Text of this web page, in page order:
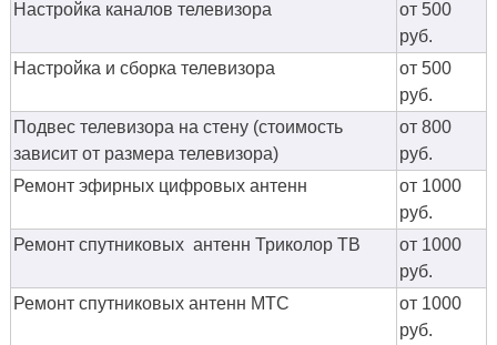
Настройка каналов телевизора
от 500
руб.
Настройка и сборка телевизора
от 500
руб.
Подвес телевизора на стену (стоимость
зависит от размера телевизора)
от 800
руб.
Ремонт эфирных цифровых антенн
от 1000
руб.
Ремонт спутниковых антенн Триколор ТВ
от 1000
руб.
Ремонт спутниковых антенн МТС
от 1000
руб.